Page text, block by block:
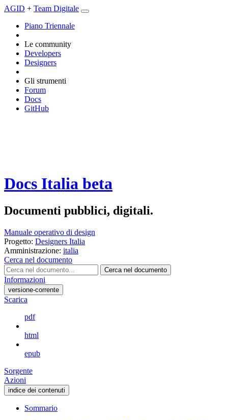
AGID + Team Digitale
Piano Triennale
Le community
Developers
Designers
Gli strumenti
Forum
Docs
GitHub
Docs Italia beta
Documenti pubblici, digitali.
Manuale operativo di design
Progetto: Designers Italia
Amministrazione: italia
Cerca nel documento
Cerca nel documento
Informazioni
versione-corrente
Scarica
pdf
html
epub
Sorgente
Azioni
indice dei contenuti
Sommario